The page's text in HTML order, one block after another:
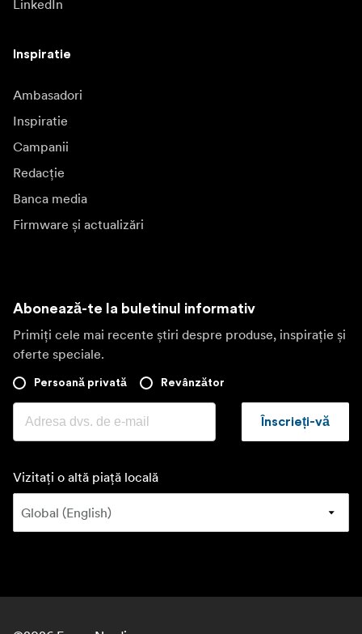
LinkedIn
Inspiratie
Ambasadori
Inspiratie
Campanii
Redacție
Banca media
Firmware și actualizări
Abonează-te la buletinul informativ
Primiți cele mai recente știri despre produse, inspirație și
oferte speciale.
Persoană privată Revânzător
Înscrieți-vă
Vizitați o altă piață locală